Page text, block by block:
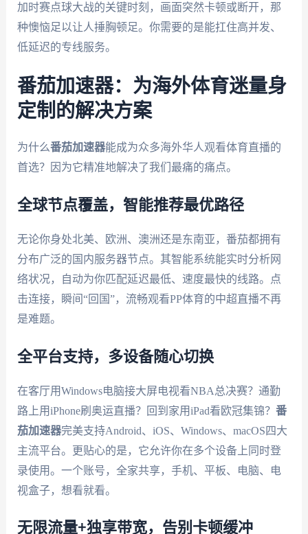
加时赛点球大战的关键时刻，画面突然卡顿或断开，那
种懊恼足以让人捶胸顿足。你需要的是能扛住高并发、
低延迟的专线服务。
番茄加速器：为海外体育迷量身
定制的解决方案
为什么番茄加速器能成为众多海外华人观看体育直播的
首选？因为它精准地解决了我们最痛的痛点。
全球节点覆盖，智能推荐最优路径
无论你身处北美、欧洲、澳洲还是东南亚，番茄都拥有
分布广泛的国内服务器节点。其智能系统能实时分析网
络状况，自动为你匹配延迟最低、速度最快的线路。点
击连接，瞬间“回国”，流畅观看PP体育的中超直播不再
是难题。
全平台支持，多设备随心切换
在客厅用Windows电脑接大屏电视看NBA总决赛？通勤
路上用iPhone刷奥运直播？回到家用iPad看欧冠集锦？ 番
茄加速器完美支持Android、iOS、Windows、macOS四大
主流平台。更贴心的是，它允许你在多个设备上同时登
录使用。一个账号，全家共享，手机、平板、电脑、电
视盒子，想看就看。
无限流量+独享带宽，告别卡顿缓冲